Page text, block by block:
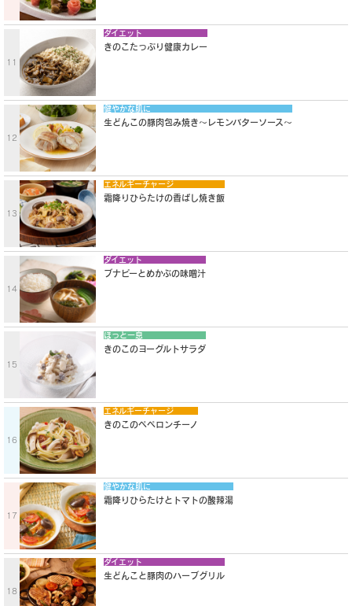
11
ダイエット
きのこたっぷり健康カレー
12
健やかな肌に
生どんこの豚肉包み焼き〜レモンバターソース〜
13
エネルギーチャージ
霜降りひらたけの香ばし焼き飯
14
ダイエット
ブナピーとめかぶの味噌汁
15
ほっと一息
きのこのヨーグルトサラダ
16
エネルギーチャージ
きのこのペペロンチーノ
17
健やかな肌に
霜降りひらたけとトマトの酸辣湯
18
ダイエット
生どんこと豚肉のハーブグリル